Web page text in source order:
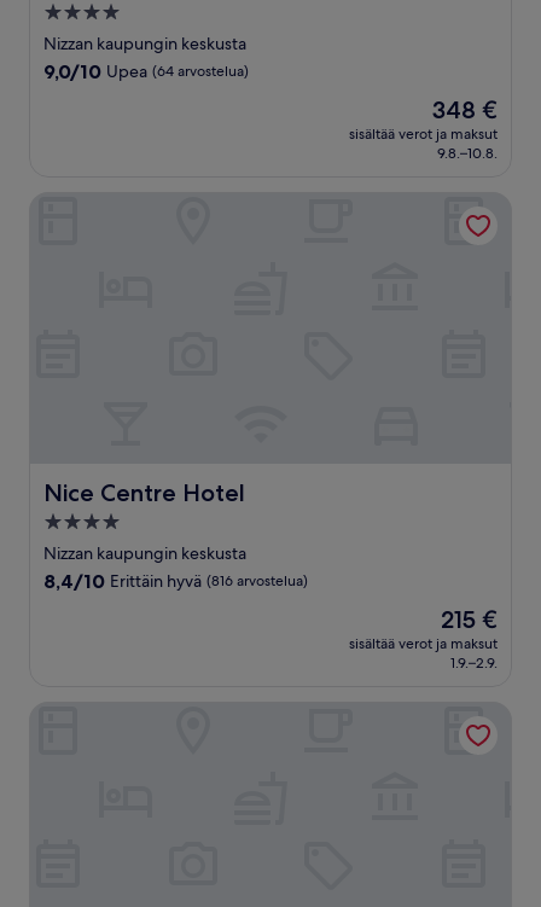
4.0
tähden
majoituspaikka
Nizzan kaupungin keskusta
9.0
9,0/10 Upea (64 arvostelua)
Hinta
on
348 €
348 €
sisältää verot ja maksut
9.8.–10.8.
Nice Centre Hotel
Nice Centre Hotel
4.0
tähden
majoituspaikka
Nizzan kaupungin keskusta
8.4
arvostelua)
8,4/10 Erittäin hyvä (816 arvostelua)
Hinta
on
215 €
215 €
sisältää verot ja maksut
1.9.–2.9.